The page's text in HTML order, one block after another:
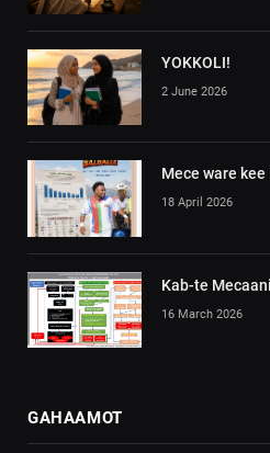
YOKKOLI!
2 June 2026
Mece ware
18 April 2026
Kab-te
16 March 2026
GAHAAMOT